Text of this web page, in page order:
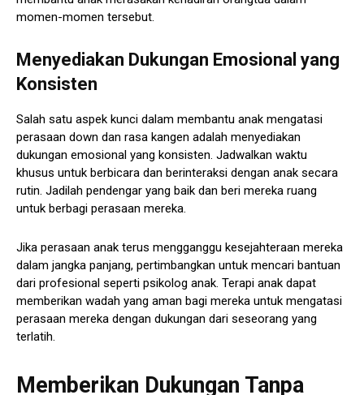
momen-momen tersebut.
Menyediakan Dukungan Emosional yang
Konsisten
Salah satu aspek kunci dalam membantu anak mengatasi
perasaan down dan rasa kangen adalah menyediakan
dukungan emosional yang konsisten. Jadwalkan waktu
khusus untuk berbicara dan berinteraksi dengan anak secara
rutin. Jadilah pendengar yang baik dan beri mereka ruang
untuk berbagi perasaan mereka.
Jika perasaan anak terus mengganggu kesejahteraan mereka
dalam jangka panjang, pertimbangkan untuk mencari bantuan
dari profesional seperti psikolog anak. Terapi anak dapat
memberikan wadah yang aman bagi mereka untuk mengatasi
perasaan mereka dengan dukungan dari seseorang yang
terlatih.
Memberikan Dukungan Tanpa